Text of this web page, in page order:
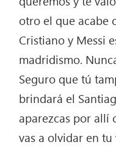
otro el que acabe
Cristiano y Messi
madridismo.
Seguro que tú
brindará el
aparezcas por allí
vas a olvidar en tu